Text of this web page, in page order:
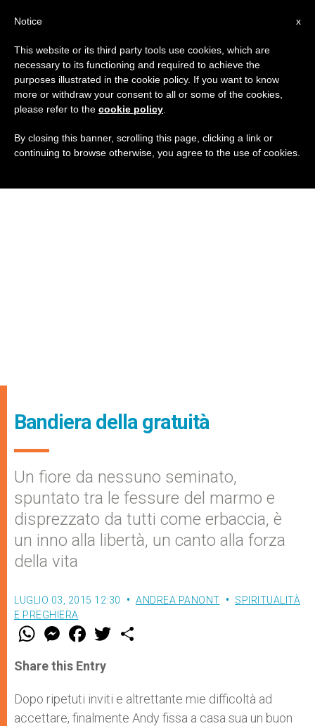
Bandiera della gratuità
Un fiore da nessuno seminato,
spuntato tra le fessure del marmo e
disprezzato da tutti come erbaccia, è
un inno alla libertà, un canto alla forza
della vita
LUGLIO 03, 2015 12:30 ANDREA PANONT
SPIRITUALITÀ
E PREGHIERA
W
t
s
p
p
M
e
s
e
g
e
r
F
a
e
b
o
k
w
r
Share this Entry
Dopo ripetuti inviti e altrettante mie difficoltà ad
accettare, finalmente Andy fissa a casa sua un buon
x
Notice
This website or its third party tools use cookies, which are
necessary to its functioning and required to achieve the
purposes illustrated in the cookie policy. If you want to know
more or withdraw your consent to all or some of the cookies,
please refer to the cookie policy
By closing this banner, scrolling this page, clicking a link or
continuing to browse otherwise, you agree to the use of cookies.